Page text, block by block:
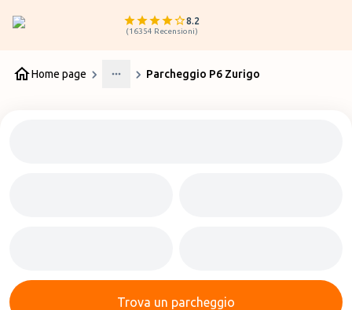
8.2
(16354 Recensioni)
Home page
More
Parcheggio P6 Zurigo
Trova un parcheggio